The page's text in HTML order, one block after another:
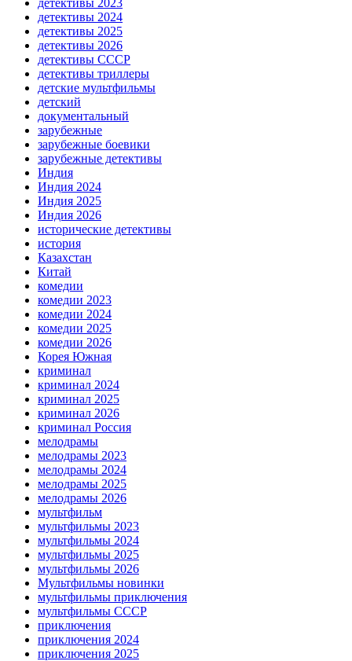
детективы 2023
детективы 2024
детективы 2025
детективы 2026
детективы СССР
детективы триллеры
детские мультфильмы
детский
документальный
зарубежные
зарубежные боевики
зарубежные детективы
Индия
Индия 2024
Индия 2025
Индия 2026
исторические детективы
история
Казахстан
Китай
комедии
комедии 2023
комедии 2024
комедии 2025
комедии 2026
Корея Южная
криминал
криминал 2024
криминал 2025
криминал 2026
криминал Россия
мелодрамы
мелодрамы 2023
мелодрамы 2024
мелодрамы 2025
мелодрамы 2026
мультфильм
мультфильмы 2023
мультфильмы 2024
мультфильмы 2025
мультфильмы 2026
Мультфильмы новинки
мультфильмы приключения
мультфильмы СССР
приключения
приключения 2024
приключения 2025